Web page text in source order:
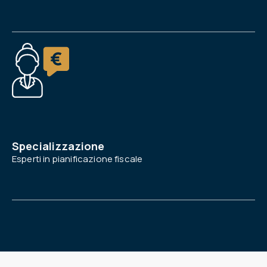
Specializzazione
Esperti in pianificazione fiscale